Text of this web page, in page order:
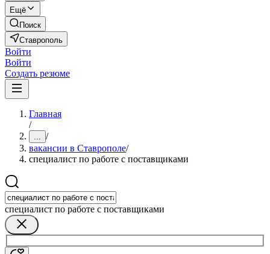
Ещё
Поиск
Ставрополь
Войти
Войти
Создать резюме
Главная
/
... /
вакансии в Ставрополе/
специалист по работе с поставщиками
специалист по работе с поставщиками